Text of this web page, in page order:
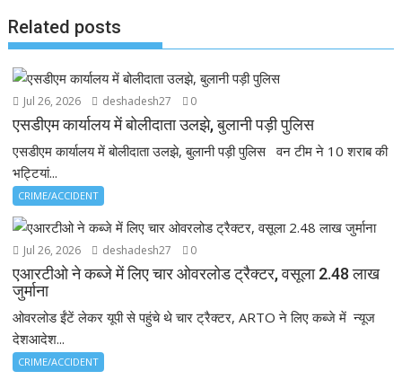
Related posts
Jul 26, 2026 deshadesh27 0
एसडीएम कार्यालय में बोलीदाता उलझे, बुलानी पड़ी पुलिस
एसडीएम कार्यालय में बोलीदाता उलझे, बुलानी पड़ी पुलिस वन टीम ने 10 शराब की
भट्टियां...
CRIME/ACCIDENT
Jul 26, 2026 deshadesh27 0
एआरटीओ ने कब्जे में लिए चार ओवरलोड ट्रैक्टर, वसूला 2.48 लाख
जुर्माना
ओवरलोड ईंटें लेकर यूपी से पहुंचे थे चार ट्रैक्टर, ARTO ने लिए कब्जे में न्यूज
देशआदेश...
CRIME/ACCIDENT